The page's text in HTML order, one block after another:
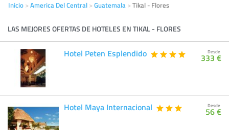
Inicio America Del Central Guatemala Tikal - Flores
LAS MEJORES OFERTAS DE HOTELES EN TIKAL - FLORES
Hotel Peten Esplendido Desde
333 €
Hotel Maya Internacional Desde
56 €